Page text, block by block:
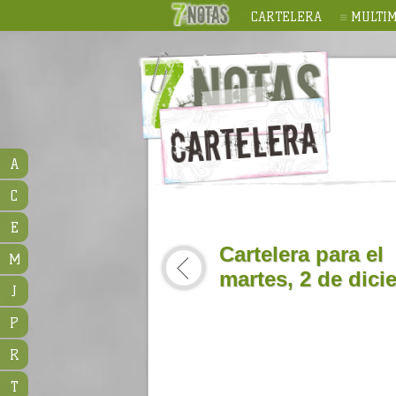
CARTELERA
Cartelera para el
martes, 2 de
A
C
E
M
J
P
R
T